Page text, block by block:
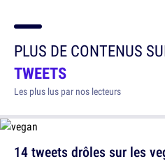
PLUS DE CONTENUS
TWEETS
Les plus lus par nos lecteurs
14 tweets drôles sur les